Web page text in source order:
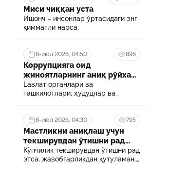
Ўқишда бўлган ходимнинг иш ҳақи
сақланадими?
Сунъий интеллектни тартибга солиш
қанчалик муҳим?
Миси чиққан уста
Ишонч – инсонлар ўртасидаги энг
қимматли нарса.
8-июл 2026, 04:50 896
Коррупцияга оид
жиноятларнинг аниқ рўйхати
белгиланди
Lавлат органлари ва
ташкилотлари, ҳудудлар ва
минималлаштириш мақсадида
коррупцияга оид хавф-хатарлар
харитаси шакллантирилади
8-июл 2026, 04:30 795
Мастликни аниқлаш учун
текширувдан ўтишни рад
этса нима бўлади?
Кўпчилик текширувдан ўтишни рад
этса, жавобгарликдан қутуламан,